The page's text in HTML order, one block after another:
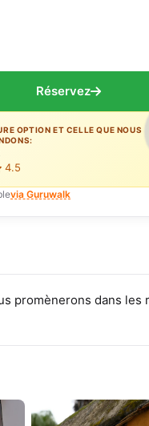
Réservez
OPTION ET CELLE QUE NOUS
4.5
via Guruwalk
promènerons dans les